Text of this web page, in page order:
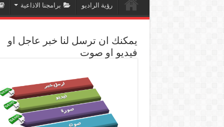
رؤية الراديو برامجنا الاذاعية
يمكنك ان ترسل لنا خبر عاجل او
فيديو او صوت